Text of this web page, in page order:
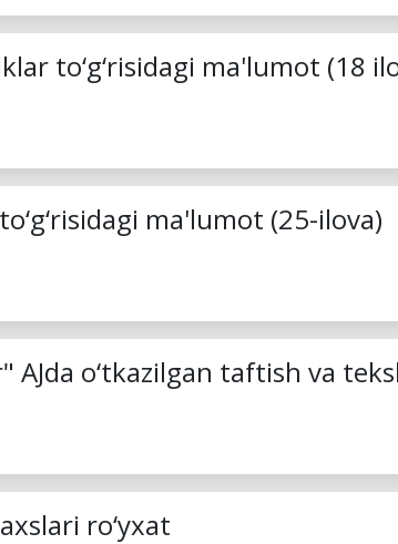
to‘g‘risidagi ma'lumot (18
ma'lumot (25-ilova)
AJda o‘tkazilgan taftish va
ro‘yxat